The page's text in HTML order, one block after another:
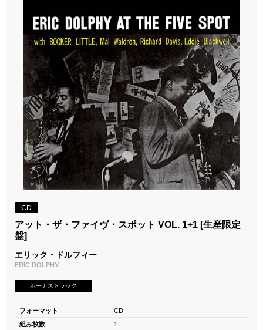
CD
アット・ザ・ファイヴ・スポット VOL. 1+1 [生産限定
盤]
エリック・ドルフィー
ERIC DOLPHY
ボーナストラック
フォーマット
CD
組み枚数
1